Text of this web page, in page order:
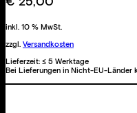
inkl. 10 % MwSt.
zzgl. Versandkosten
Lieferzeit: ≤ 5 Werktage
Bei Lieferungen in Nicht-EU-Länder